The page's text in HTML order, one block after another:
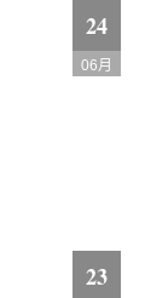
24
06月
23